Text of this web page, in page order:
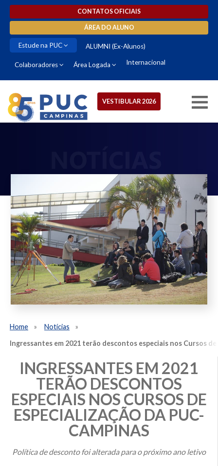
CONTATOS OFICIAIS
ÁREA DO ALUNO
Estude na PUC ALUMNI (Ex-Alunos)
Colaboradores Área Logada Internacional
VESTIBULAR 2026
Home
Notícias
Ingressantes em 2021 terão descontos especiais nos Cursos
INGRESSANTES EM 2021
TERÃO DESCONTOS
ESPECIAIS NOS CURSOS DE
ESPECIALIZAÇÃO DA PUC-
CAMPINAS
Política de desconto foi alterada para o próximo ano letivo